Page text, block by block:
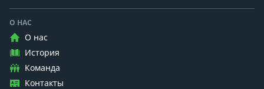
О НАС
О нас
История
Команда
Контакты